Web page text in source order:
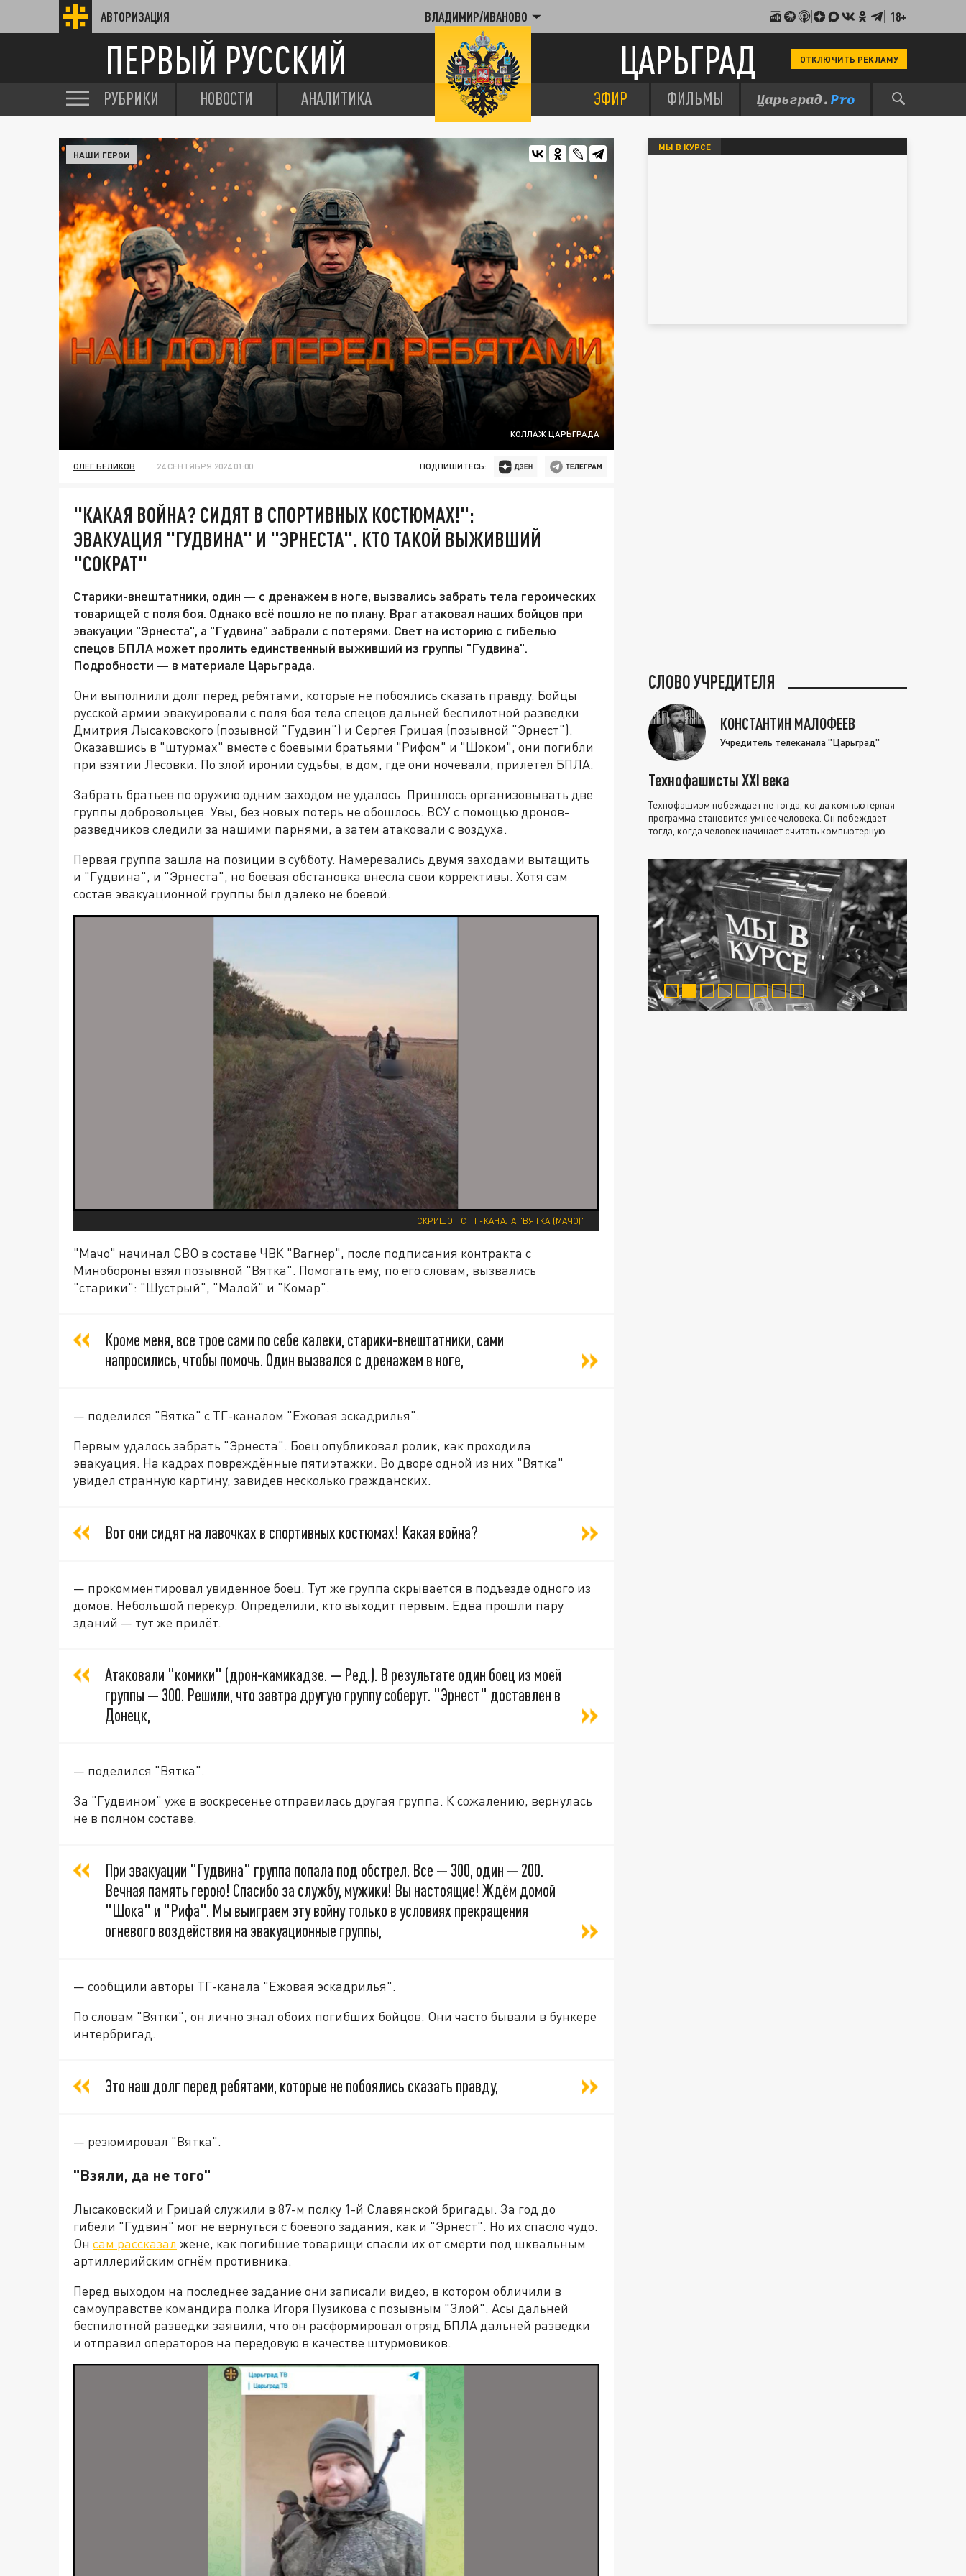
АВТОРИЗАЦИЯ ВЛАДИМИР/ИВАНОВО 18+
ПЕРВЫЙ РУССКИЙ ЦАРЬГРАД ОТКЛЮЧИТЬ РЕКЛАМУ
РУБРИКИ НОВОСТИ АНАЛИТИКА ЭФИР ФИЛЬМЫ
КОЛЛАЖ ЦАРЬГРАДА
НАШИ ГЕРОИ
ОЛЕГ БЕЛИКОВ 24 СЕНТЯБРЯ 2024 01:00 ПОДПИШИТЕСЬ:
"КАКАЯ ВОЙНА? СИДЯТ В СПОРТИВНЫХ КОСТЮМАХ!":
ЭВАКУАЦИЯ "ГУДВИНА" И "ЭРНЕСТА". КТО ТАКОЙ ВЫЖИВШИЙ
"СОКРАТ"
Старики-внештатники, один — с дренажем в ноге, вызвались забрать тела героических
товарищей с поля боя. Однако всё пошло не по плану. Враг атаковал наших бойцов при
эвакуации "Эрнеста", а "Гудвина" забрали с потерями. Свет на историю с гибелью
спецов БПЛА может пролить единственный выживший из группы "Гудвина".
Подробности — в материале Царьграда.
Они выполнили долг перед ребятами, которые не побоялись сказать правду. Бойцы
русской армии эвакуировали с поля боя тела спецов дальней беспилотной разведки
Дмитрия Лысаковского (позывной "Гудвин") и Сергея Грицая (позывной "Эрнест").
Оказавшись в "штурмах" вместе с боевыми братьями "Рифом" и "Шоком", они погибли
при взятии Лесовки. По злой иронии судьбы, в дом, где они ночевали, прилетел БПЛА.
Забрать братьев по оружию одним заходом не удалось. Пришлось организовывать две
группы добровольцев. Увы, без новых потерь не обошлось. ВСУ с помощью дронов-
разведчиков следили за нашими парнями, а затем атаковали с воздуха.
Первая группа зашла на позиции в субботу. Намеревались двумя заходами вытащить
и "Гудвина", и "Эрнеста", но боевая обстановка внесла свои коррективы. Хотя сам
состав эвакуационной группы был далеко не боевой.
СКРИШОТ С ТГ-КАНАЛА "ВЯТКА (МАЧО)"
"Мачо" начинал СВО в составе ЧВК "Вагнер", после подписания контракта с
Минобороны взял позывной "Вятка". Помогать ему, по его словам, вызвались
"старики": "Шустрый", "Малой" и "Комар".
Кроме меня, все трое сами по себе калеки, старики-внештатники, сами
напросились, чтобы помочь. Один вызвался с дренажем в ноге,
— поделился "Вятка" с ТГ-каналом "Ежовая эскадрилья".
Первым удалось забрать "Эрнеста". Боец опубликовал ролик, как проходила
эвакуация. На кадрах повреждённые пятиэтажки. Во дворе одной из них "Вятка"
увидел странную картину, завидев несколько гражданских.
Вот они сидят на лавочках в спортивных костюмах! Какая война?
— прокомментировал увиденное боец. Тут же группа скрывается в подъезде одного из
домов. Небольшой перекур. Определили, кто выходит первым. Едва прошли пару
зданий — тут же прилёт.
Атаковали "комики" (дрон-камикадзе. — Ред.). В результате один боец из моей
группы — 300. Решили, что завтра другую группу соберут. "Эрнест" доставлен в
Донецк,
— поделился "Вятка".
За "Гудвином" уже в воскресенье отправилась другая группа. К сожалению, вернулась
не в полном составе.
При эвакуации "Гудвина" группа попала под обстрел. Все — 300, один — 200.
Вечная память герою! Спасибо за службу, мужики! Вы настоящие! Ждём домой
"Шока" и "Рифа". Мы выиграем эту войну только в условиях прекращения
огневого воздействия на эвакуационные группы,
— сообщили авторы ТГ-канала "Ежовая эскадрилья".
По словам "Вятки", он лично знал обоих погибших бойцов. Они часто бывали в бункере
интербригад.
Это наш долг перед ребятами, которые не побоялись сказать правду,
— резюмировал "Вятка".
"Взяли, да не того"
Лысаковский и Грицай служили в 87-м полку 1-й Славянской бригады. За год до
гибели "Гудвин" мог не вернуться с боевого задания, как и "Эрнест". Но их спасло чудо.
Он сам рассказал жене, как погибшие товарищи спасли их от смерти под шквальным
артиллерийским огнём противника.
Перед выходом на последнее задание они записали видео, в котором обличили в
самоуправстве командира полка Игоря Пузикова с позывным "Злой". Асы дальней
беспилотной разведки заявили, что он расформировал отряд БПЛА дальней разведки
и отправил операторов на передовую в качестве штурмовиков.
МЫ В КУРСЕ
СЛОВО УЧРЕДИТЕЛЯ
КОНСТАНТИН МАЛОФЕЕВ
Учредитель телеканала "Царьград"
Технофашисты XXI века
Технофашизм побеждает не тогда, когда компьютерная
программа становится умнее человека. Он побеждает
тогда, когда человек начинает считать компьютерную